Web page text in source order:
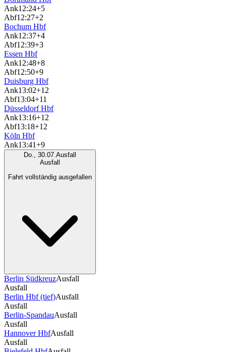
Ank12:24+5
Abf12:27+2
Bochum Hbf
Ank12:37+4
Abf12:39+3
Essen Hbf
Ank12:48+8
Abf12:50+9
Duisburg Hbf
Ank13:02+12
Abf13:04+11
Düsseldorf Hbf
Ank13:16+12
Abf13:18+12
Köln Hbf
Ank13:41+9
Do., 30.07.Ausfall
Ausfall
Fahrt vollständig ausgefallen
Berlin SüdkreuzAusfall
Ausfall
Berlin Hbf (tief)Ausfall
Ausfall
Berlin-SpandauAusfall
Ausfall
Hannover HbfAusfall
Ausfall